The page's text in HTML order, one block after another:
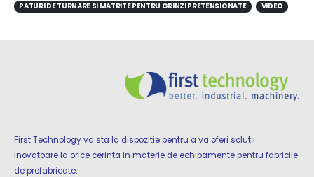
PATURI DE TURNARE SI MATRITE PENTRU GRINZI PRETENSIONATE
VIDEO
First Technology va sta la dispozitie pentru a va oferi solutii
inovatoare la orice cerinta in materie de echipamente pentru fabricile
de prefabricate.